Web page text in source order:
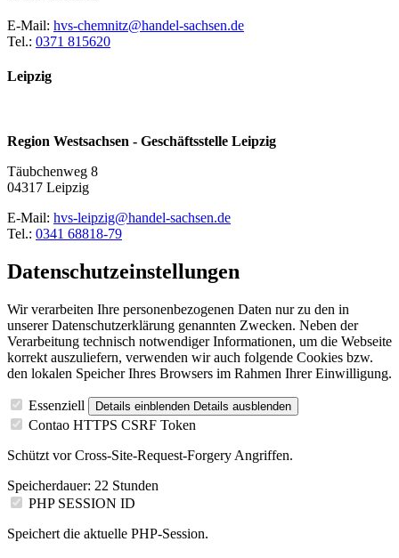
E-Mail: hvs-chemnitz@handel-sachsen.de
Tel.: 0371 815620
Leipzig
Region Westsachsen - Geschäftsstelle Leipzig
Täubchenweg 8
04317 Leipzig
E-Mail: hvs-leipzig@handel-sachsen.de
Tel.: 0341 68818-79
Datenschutzeinstellungen
Wir verarbeiten Ihre personenbezogenen Daten nur zu den in
unserer Datenschutzerklärung genannten Zwecken. Neben der
Verarbeitung technisch notwendiger Informationen, um die Webseite
korrekt auszuliefern, verwenden wir auch folgende Cookies bzw.
den lokalen Speicher Ihres Browsers im Rahmen Ihrer Einwilligung.
Essenziell Details einblenden Details ausblenden
Contao HTTPS CSRF Token
Schützt vor Cross-Site-Request-Forgery Angriffen.
Speicherdauer: 22 Stunden
PHP SESSION ID
Speichert die aktuelle PHP-Session.